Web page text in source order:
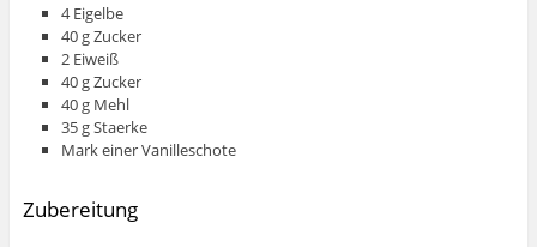
4 Eigelbe
40 g Zucker
2 Eiweiß
40 g Zucker
40 g Mehl
35 g Staerke
Mark einer Vanilleschote
Zubereitung